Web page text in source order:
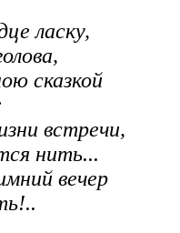
ласку,
сказкой
встречи,
нить...
вечер